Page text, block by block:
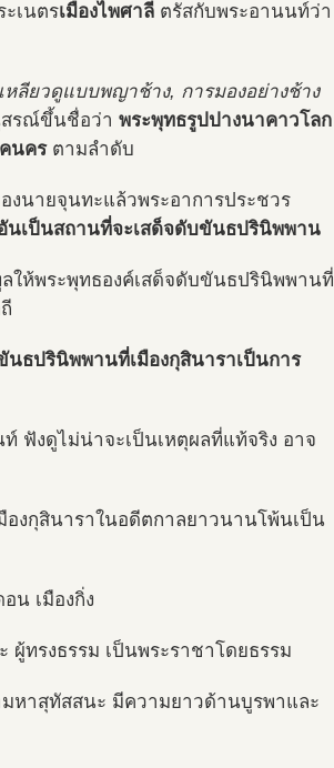
ะเนตรเมืองไพศาลี ตรัสกับพระอานนท์ว่า
หลียวดูแบบพญาช้าง, การมองอย่างช้าง
สรณ์ขึ้นชื่อว่า พระพุทธรูปปางนาคาวโลก
นครตามลำดับ
งนายจุนทะแล้วพระอาการประชวร
นเป็นสถานที่จะเสด็จดับขันธปรินิพพาน
ให้พระพุทธองค์เสด็จดับขันธปรินิพพานที่
นธปรินิพพานที่เมืองกุสินาราเป็นการ
ฟังดูไม่น่าจะเป็นเหตุผลที่แท้จริง อาจ
องกุสินาราในอดีตกาลยาวนานโพ้นเป็น
น เมืองกิ่ง
ผู้ทรงธรรม เป็นพระราชาโดยธรรม
หาสุทัสสนะ มีความยาวด้านบูรพาและ